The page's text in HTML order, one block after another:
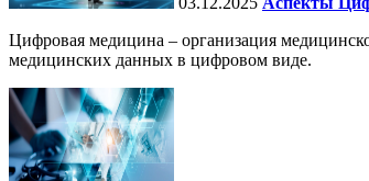
Цифровая медицина – организация
медицинских данных в цифровом виде.